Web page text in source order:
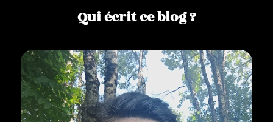
Qui écrit ce blog ?